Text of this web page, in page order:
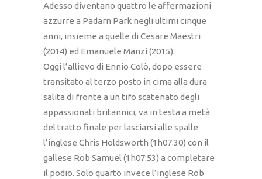
Adesso diventano quattro le affermazioni
azzurre a Padarn Park negli ultimi cinque
anni, insieme a quelle di Cesare Maestri
(2014) ed Emanuele Manzi (2015).
Oggi l’allievo di Ennio Colò, dopo essere
transitato al terzo posto in cima alla dura
salita di fronte a un tifo scatenato degli
appassionati britannici, va in testa a metà
del tratto finale per lasciarsi alle spalle
l’inglese Chris Holdsworth (1h07:30) con il
gallese Rob Samuel (1h07:53) a completare
il podio. Solo quarto invece l’inglese Rob